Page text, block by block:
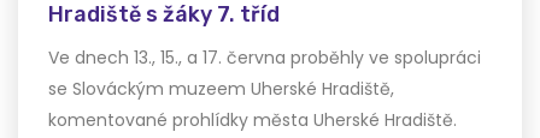
Hradiště s žáky 7. tříd
Ve dnech 13., 15., a 17. června proběhly ve spolupráci
se Slováckým muzeem Uherské Hradiště,
komentované prohlídky města Uherské Hradiště.